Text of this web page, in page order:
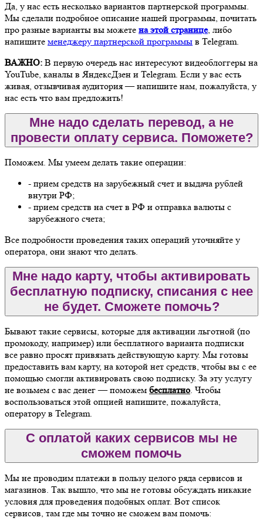
Да, у нас есть несколько вариантов партнерской программы.
Мы сделали подробное описание нашей программы, почитать
про разные варианты вы можете на этой странице, либо
напишите менеджеру партнерской программы в Telegram.
ВАЖНО: В первую очередь нас интересуют видеоблоггеры на
YouTube, каналы в ЯндексДзен и Telegram. Если у вас есть
живая, отзывчивая аудитория — напишите нам, пожалуйста, у
нас есть что вам предложить!
Мне надо сделать перевод, а не
провести оплату сервиса. Поможете?
Поможем. Мы умеем делать такие операции:
- прием средств на зарубежный счет и выдача рублей
внутри РФ;
- прием средств на счет в РФ и отправка валюты с
зарубежного счета;
Все подробности проведения таких операций уточняйте у
оператора, они знают что делать.
Мне надо карту, чтобы активировать
бесплатную подписку, списания с нее
не будет. Сможете помочь?
Бывают такие сервисы, которые для активации льготной (по
промокоду, например) или бесплатного варианта подписки
все равно просят привязать действующую карту. Мы готовы
предоставить вам карту, на которой нет средств, чтобы вы с ее
помощью смогли активировать свою подписку. За эту услугу
не возьмем с вас денег — поможем бесплатно. Чтобы
воспользоваться этой опцией напишите, пожалуйста,
оператору в Telegram.
С оплатой каких сервисов мы не
сможем помочь
Мы не проводим платежи в пользу целого ряда сервисов и
магазинов. Так вышло, что мы не готовы обсуждать никакие
условия для проведения подобных оплат. Вот список
сервисов, там где мы точно не сможем вам помочь: